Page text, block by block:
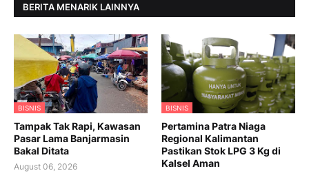
BERITA MENARIK LAINNYA
BISNIS
Tampak Tak Rapi, Kawasan
Pasar Lama Banjarmasin
Bakal Ditata
August 06, 2026
BISNIS
Pertamina Patra Niaga
Regional Kalimantan
Pastikan Stok LPG 3 Kg di
Kalsel Aman